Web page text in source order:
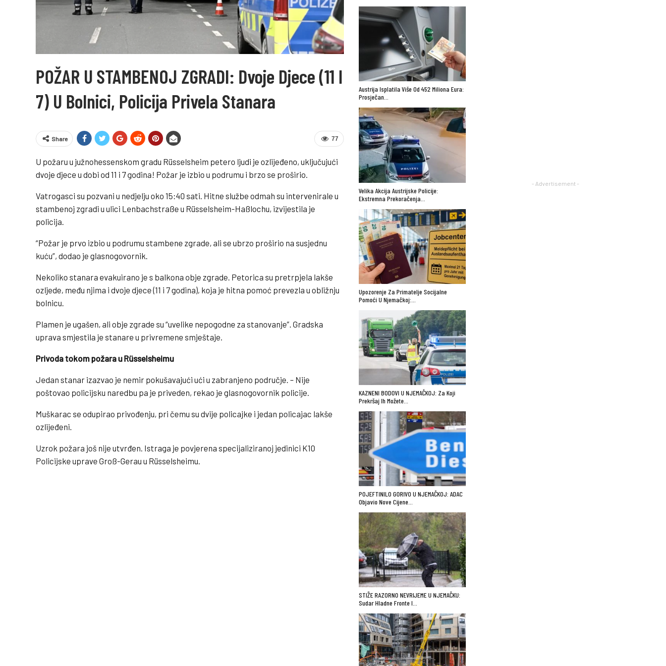
POŽAR U STAMBENOJ ZGRADI: Dvoje Djece (11 I
7) U Bolnici, Policija Privela Stanara
77
Share
U požaru u južnohessenskom gradu Rüsselsheim petero ljudi je ozlijeđeno, uključujući
dvoje djece u dobi od 11 i 7 godina! Požar je izbio u podrumu i brzo se proširio.
Vatrogasci su pozvani u nedjelju oko 15:40 sati. Hitne službe odmah su intervenirale u
stambenoj zgradi u ulici Lenbachstraße u Rüsselsheim-Haßlochu, izvijestila je
policija.
“Požar je prvo izbio u podrumu stambene zgrade, ali se ubrzo proširio na susjednu
kuću”, dodao je glasnogovornik.
Nekoliko stanara evakuirano je s balkona obje zgrade. Petorica su pretrpjela lakše
ozljede, među njima i dvoje djece (11 i 7 godina), koja je hitna pomoć prevezla u obližnju
bolnicu.
Plamen je ugašen, ali obje zgrade su “uvelike nepogodne za stanovanje”. Gradska
uprava smjestila je stanare u privremene smještaje.
Privoda tokom požara u Rüsselsheimu
Jedan stanar izazvao je nemir pokušavajući ući u zabranjeno područje. – Nije
poštovao policijsku naredbu pa je priveden, rekao je glasnogovornik policije.
Muškarac se odupirao privođenju, pri čemu su dvije policajke i jedan policajac lakše
ozlijeđeni.
Uzrok požara još nije utvrđen. Istraga je povjerena specijaliziranoj jedinici K10
Policijske uprave Groß-Gerau u Rüsselsheimu.
- Advertisement -
Austrija Isplatila Više Od 452 Miliona Eura:
Prosječan…
Velika Akcija Austrijske Policije:
Ekstremna Prekoračenja…
Upozorenje Za Primatelje Socijalne
Pomoći U Njemačkoj:…
KAZNENI BODOVI U NJEMAČKOJ: Za Koji
Prekršaj Ih Možete…
POJEFTINILO GORIVO U NJEMAČKOJ: ADAC
Objavio Nove Cijene…
STIŽE RAZORNO NEVRIJEME U NJEMAČKU:
Sudar Hladne Fronte I…